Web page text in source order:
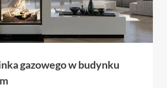
gazowego w budynku